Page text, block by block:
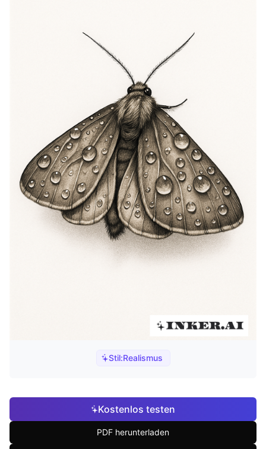
Stil:Realismus
Kostenlos testen
PDF herunterladen